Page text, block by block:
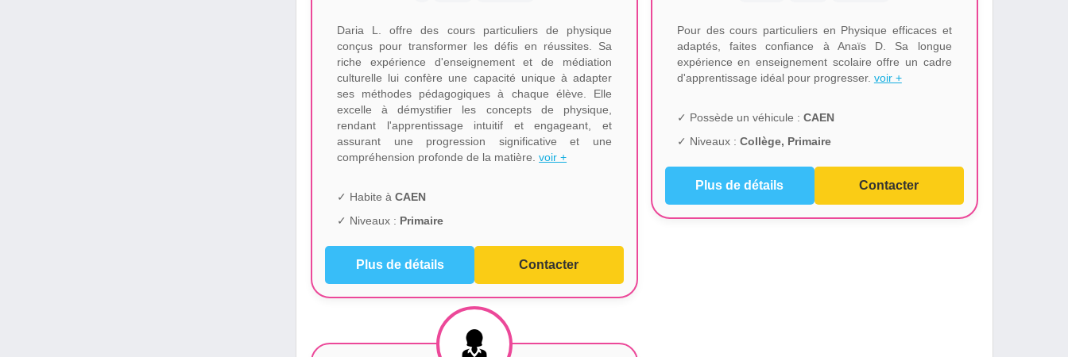
Daria L. offre des cours particuliers de physique
conçus pour transformer les défis en réussites. Sa
riche expérience d'enseignement et de médiation
culturelle lui confère une capacité unique à adapter
ses méthodes pédagogiques à chaque élève. Elle
excelle à démystifier les concepts de physique,
rendant l'apprentissage intuitif et engageant, et
assurant une progression significative et une
compréhension profonde de la matière.voir +
✓ Habite àCAEN
✓ Niveaux : Primaire
Plus de détails Contacter
Pour des cours particuliers en Physique efficaces et
adaptés, faites confiance à Anaïs D. Sa longue
expérience en enseignement scolaire offre un cadre
d'apprentissage idéal pour progresser. voir +
✓ Possède un véhicule : CAEN
✓ Niveaux : Collège, Primaire
Plus de détails Contacter